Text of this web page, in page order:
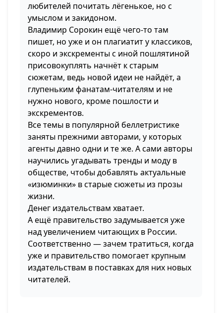
любителей почитать лёгенькое, но с
умыслом и закидоном.
Владимир Сорокин ещё чего-то там
пишет, но уже и он плагиатит у классиков,
скоро и экскременты с иной пошлятиной
присовокуплять начнёт к старым
сюжетам, ведь новой идеи не найдёт, а
глупеньким фанатам-читателям и не
нужно нового, кроме пошлости и
экскрементов.
Все темы в популярной беллетристике
заняты прежними авторами, у которых
агенты давно одни и те же. А сами авторы
научились угадывать тренды и моду в
обществе, чтобы добавлять актуальные
«изюминки» в старые сюжеты из прозы
жизни.
Денег издательствам хватает.
А ещё правительство задумывается уже
над увеличением читающих в России.
Соответственно — зачем тратиться, когда
уже и правительство помогает крупным
издательствам в поставках для них новых
читателей.